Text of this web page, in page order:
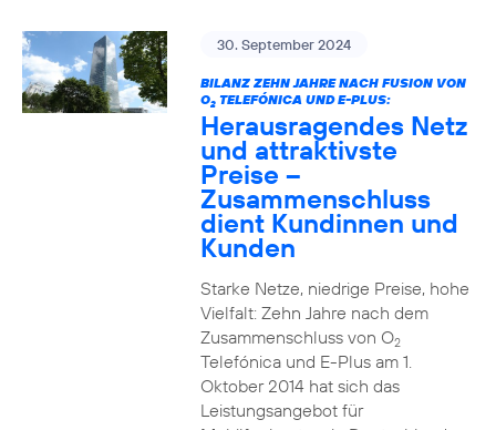
30. September 2024
BILANZ ZEHN JAHRE NACH FUSION VON
O2TELEFÓNICA UND E-PLUS:
Herausragendes Netz
und attraktivste
Preise –
Zusammenschluss
dient Kundinnen und
Kunden
Starke Netze, niedrige Preise, hohe
Vielfalt: Zehn Jahre nach dem
Zusammenschluss von O2
Telefónica und E-Plus am 1.
Oktober 2014 hat sich das
Leistungsangebot für